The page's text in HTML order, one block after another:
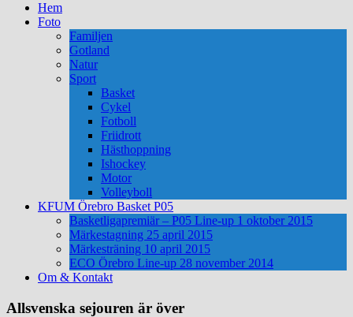
Hem
Foto
Familjen
Gotland
Natur
Sport
Basket
Cykel
Fotboll
Friidrott
Hästhoppning
Ishockey
Motor
Volleyboll
KFUM Örebro Basket P05
Basketligapremiär – P05 Line-up 1 oktober 2015
Märkestagning 25 april 2015
Märkesträning 10 april 2015
ECO Örebro Line-up 28 november 2014
Om & Kontakt
Allsvenska sejouren är över